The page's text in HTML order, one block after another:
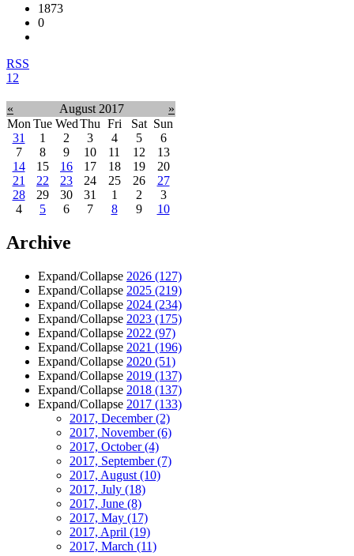
1873
0
RSS
1 2
« August 2017
»
Mon Tue WedThu Fri Sat Sun
31
1 2 3 4 5
6
7
8 9 10 11 12
13
14
15 16 17 18 19
20
21
22 23 24 25 26
27
28
29 30 31 1 2
3
4
5 6 7 8 9 10
Archive
Expand/Collapse 2026 (127)
Expand/Collapse 2025 (219)
Expand/Collapse 2024 (234)
Expand/Collapse 2023 (175)
Expand/Collapse 2022 (97)
Expand/Collapse 2021 (196)
Expand/Collapse 2020 (51)
Expand/Collapse 2019 (137)
Expand/Collapse 2018 (137)
Expand/Collapse 2017 (133)
2017, December(2)
2017, November(6)
2017, October(4)
2017, September(7)
2017, August (10)
2017, July (18)
2017, June (8)
2017, May (17)
2017, April (19)
2017, March (11)